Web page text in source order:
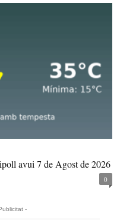
avui 7 de Agost de 2026
0
-